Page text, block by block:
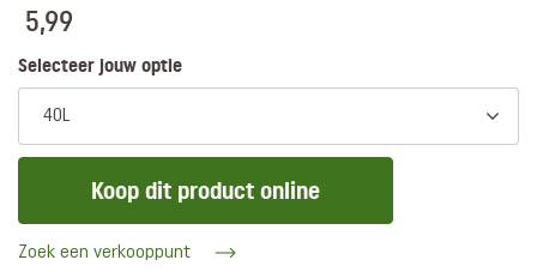
5,99
Selecteer jouw optie
40L
Koop dit product online
Zoek een verkooppunt